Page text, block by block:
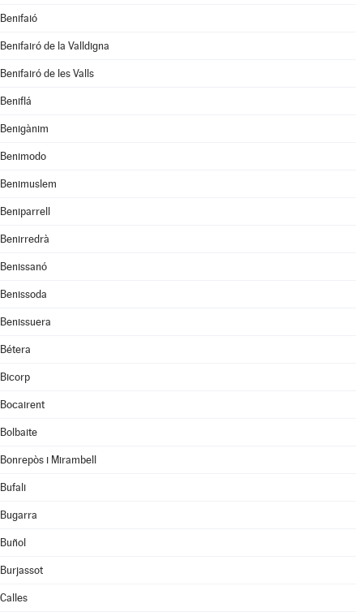
Benifaió
Benifairó de la Valldigna
Benifairó de les Valls
Beniflá
Benigànim
Benimodo
Benimuslem
Beniparrell
Benirredrà
Benissanó
Benissoda
Benissuera
Bétera
Bicorp
Bocairent
Bolbaite
Bonrepòs i Mirambell
Bufali
Bugarra
Buñol
Burjassot
Calles